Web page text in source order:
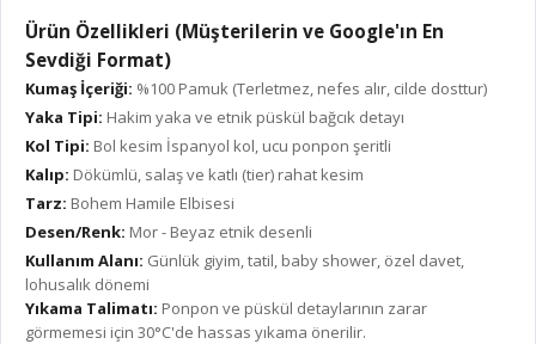
Ürün Özellikleri (Müşterilerin ve Google'ın En
Sevdiği Format)
Kumaş İçeriği: %100 Pamuk (Terletmez, nefes alır, cilde dosttur)
Yaka Tipi: Hakim yaka ve etnik püskül bağcık detayı
Kol Tipi: Bol kesim İspanyol kol, ucu ponpon şeritli
Kalıp: Dökümlü, salaş ve katlı (tier) rahat kesim
Tarz: Bohem Hamile Elbisesi
Desen/Renk: Mor - Beyaz etnik desenli
Kullanım Alanı: Günlük giyim, tatil, baby shower, özel davet,
lohusalık dönemi
Yıkama Talimatı: Ponpon ve püskül detaylarının zarar
görmemesi için 30°C'de hassas yıkama önerilir.